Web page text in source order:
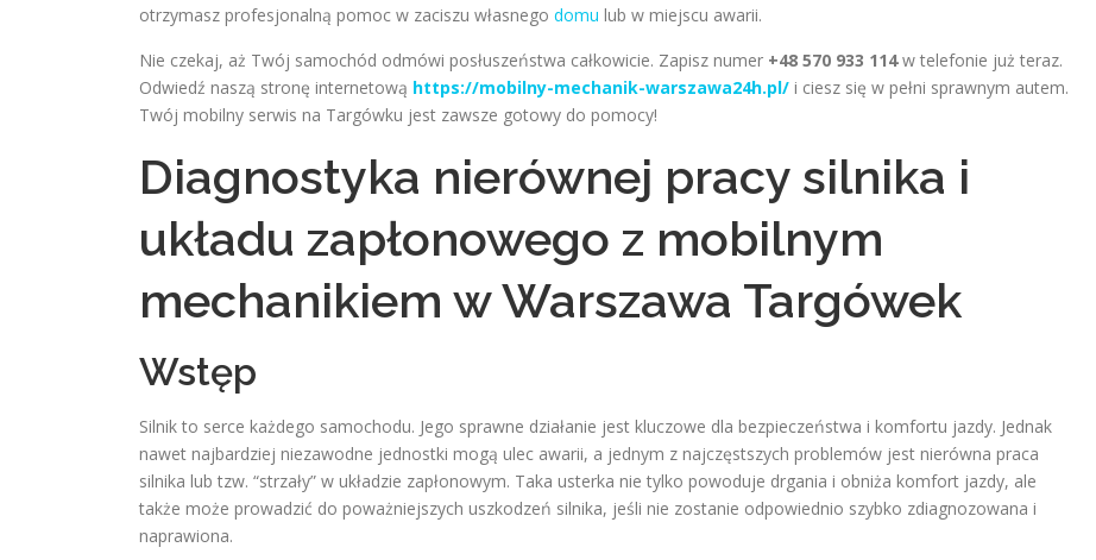
otrzymasz profesjonalną pomoc w zaciszu własnego domu lub w miejscu awarii.
Nie czekaj, aż Twój samochód odmówi posłuszeństwa całkowicie. Zapisz numer +48 570 933 114w telefonie już teraz.
Odwiedź naszą stronę internetową https://mobilny-mechanik-warszawa24h.pl/ i ciesz się w pełni sprawnym autem.
Twój mobilny serwis na Targówku jest zawsze gotowy do pomocy!
Diagnostyka nierównej pracy silnika i
układu zapłonowego z mobilnym
mechanikiem w Warszawa Targówek
Wstęp
Silnik to serce każdego samochodu. Jego sprawne działanie jest kluczowe dla bezpieczeństwa i komfortu jazdy. Jednak
nawet najbardziej niezawodne jednostki mogą ulec awarii, a jednym z najczęstszych problemów jest nierówna praca
silnika lub tzw. “strzały” w układzie zapłonowym. Taka usterka nie tylko powoduje drgania i obniża komfort jazdy, ale
także może prowadzić do poważniejszych uszkodzeń silnika, jeśli nie zostanie odpowiednio szybko zdiagnozowana i
naprawiona.